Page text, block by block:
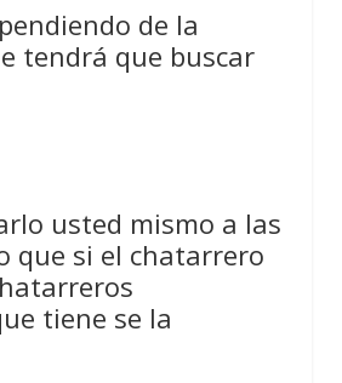
de la
tendrá que buscar
usted mismo a las
que si el chatarrero
tiene se la